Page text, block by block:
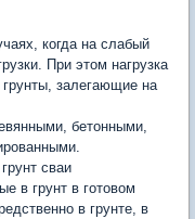
когда на слабый
При этом нагрузка
залегающие на
бетонными,
сваи
в грунт в готовом
в грунте, в